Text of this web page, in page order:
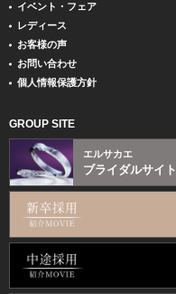
イベント・フェア
レディース
お客様の声
お問い合わせ
個人情報保護方針
GROUP SITE
エルサカエ
ブライダルサイト